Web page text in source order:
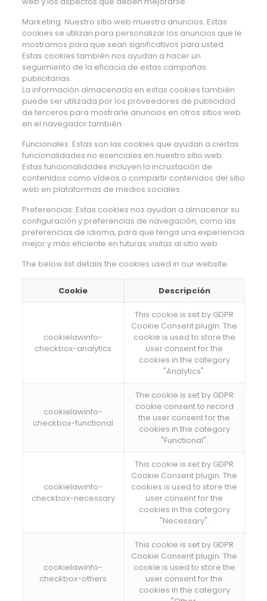
Marketing: Nuestro sitio web muestra anuncios. Estas
cookies se utilizan para personalizar los anuncios que le
mostramos para que sean significativos para usted.
Estas cookies también nos ayudan a hacer un
seguimiento de la eficacia de estas campañas
publicitarias.
La información almacenada en estas cookies también
puede ser utilizada por los proveedores de publicidad
de terceros para mostrarle anuncios en otros sitios web
en el navegador también.
Funcionales: Estas son las cookies que ayudan a ciertas
funcionalidades no esenciales en nuestro sitio web.
Estas funcionalidades incluyen la incrustación de
contenidos como vídeos o compartir contenidos del sitio
web en plataformas de medios sociales.
Preferencias: Estas cookies nos ayudan a almacenar su
configuración y preferencias de navegación, como las
preferencias de idioma, para que tenga una experiencia
mejor y más eficiente en futuras visitas al sitio web.
The below list details the cookies used in our website.
Cookie Descripción
cookielawinfo-
checkbox-analytics
This cookie is set by GDPR
Cookie Consent plugin. The
cookie is used to store the
user consent for the
cookies in the category
"Analytics".
cookielawinfo-
checkbox-functional
The cookie is set by GDPR
cookie consent to record
the user consent for the
cookies in the category
"Functional".
cookielawinfo-
checkbox-necessary
This cookie is set by GDPR
Cookie Consent plugin. The
cookies is used to store the
user consent for the
cookies in the category
"Necessary".
cookielawinfo-
checkbox-others
This cookie is set by GDPR
Cookie Consent plugin. The
cookie is used to store the
user consent for the
cookies in the category